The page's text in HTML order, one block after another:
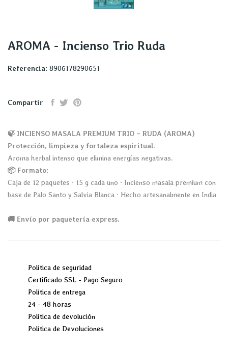
AROMA - Incienso Trio Ruda
Referencia: 8906178290651
Compartir
🍃 INCIENSO MASALA PREMIUM TRIO – RUDA (AROMA)
Protección, limpieza y fortaleza espiritual.
Aroma herbal intenso que elimina energías negativas.
📦 Formato:
Caja de 12 paquetes · 15 g cada uno · Incienso masala premium con
base de Palo Santo y Salvia Blanca · Hecho artesanalmente en India
🚚 Envío por paquetería express.
Política de seguridad
Certificado SSL - Pago Seguro
Política de entrega
24 - 48 horas
Política de devolución
Política de Devoluciones